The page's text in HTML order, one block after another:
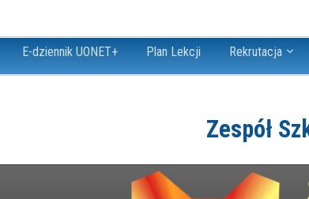
E-dziennik UONET+ Plan Lekcji Rekrutacja
Zespół